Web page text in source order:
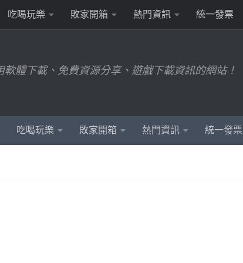
吃喝玩樂 敗家開箱 熱門資訊 統一發票
軟體下載、免費資源分享、遊戲下載資訊的網站！
吃喝玩樂 敗家開箱 熱門資訊 統一發票